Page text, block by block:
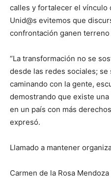
calles y fortalecer el vínculo
Unid@s evitemos que
confrontación ganen
“La transformación no se
desde las redes sociales;
caminando con la gente,
demostrando que existe
en un país con más
expresó.
Llamado a mantener
Carmen de la Rosa